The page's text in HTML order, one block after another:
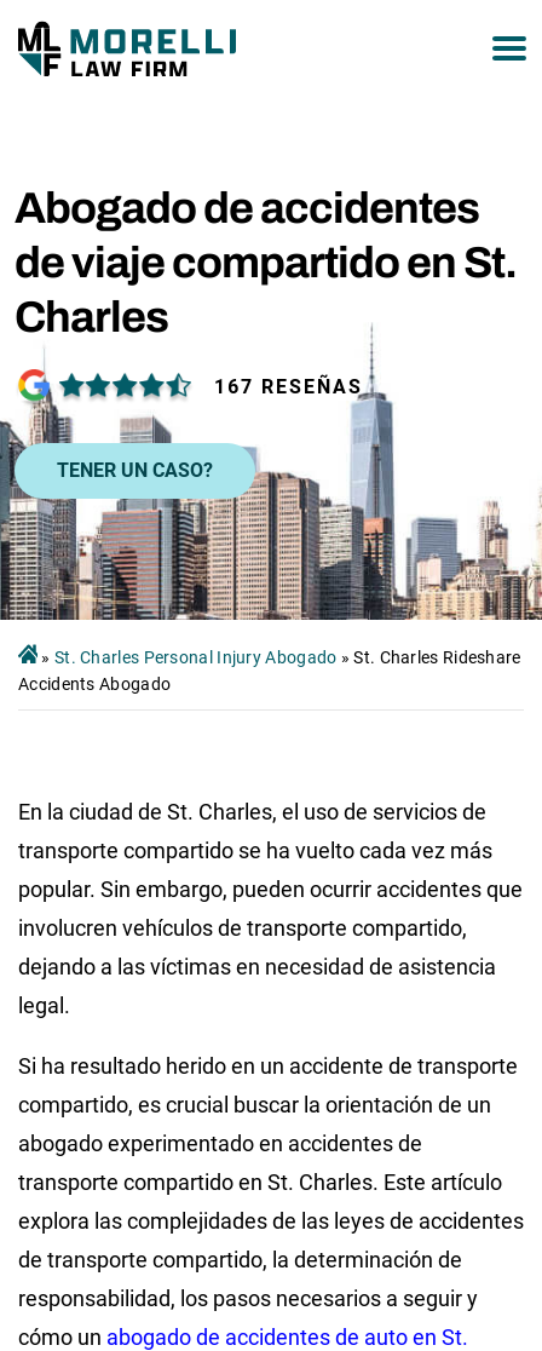
Abogado de accidentes
de viaje compartido en St.
Charles
167 RESEÑAS
TENER UN CASO?
» St. Charles Personal Injury Abogado »St. Charles Rideshare
Accidents Abogado
En la ciudad de St. Charles, el uso de servicios de
transporte compartido se ha vuelto cada vez más
popular. Sin embargo, pueden ocurrir accidentes que
involucren vehículos de transporte compartido,
dejando a las víctimas en necesidad de asistencia
legal.
Si ha resultado herido en un accidente de transporte
compartido, es crucial buscar la orientación de un
abogado experimentado en accidentes de
transporte compartido en St. Charles. Este artículo
explora las complejidades de las leyes de accidentes
de transporte compartido, la determinación de
responsabilidad, los pasos necesarios a seguir y
cómo un abogado de accidentes de auto en St.